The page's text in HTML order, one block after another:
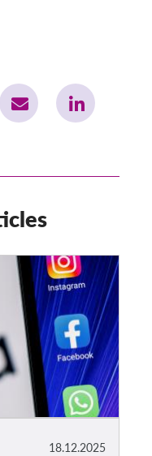
18.12.2025